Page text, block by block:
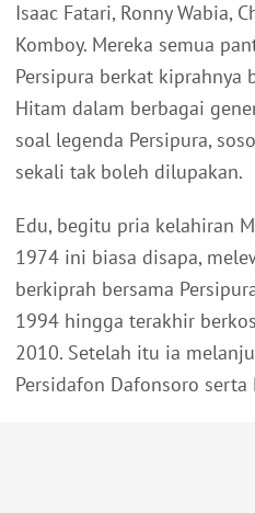
Isaac Fatari, Ronny Wabia,
Komboy. Mereka semua
Persipura berkat kiprahnya
Hitam dalam berbagai
soal legenda Persipura,
sekali tak boleh dilupakan.
Edu, begitu pria kelahiran
1974 ini biasa disapa,
berkiprah bersama
1994 hingga terakhir
2010. Setelah itu ia
Persidafon Dafonsoro serta